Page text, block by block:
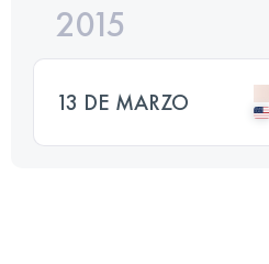
2015
13 DE MARZO